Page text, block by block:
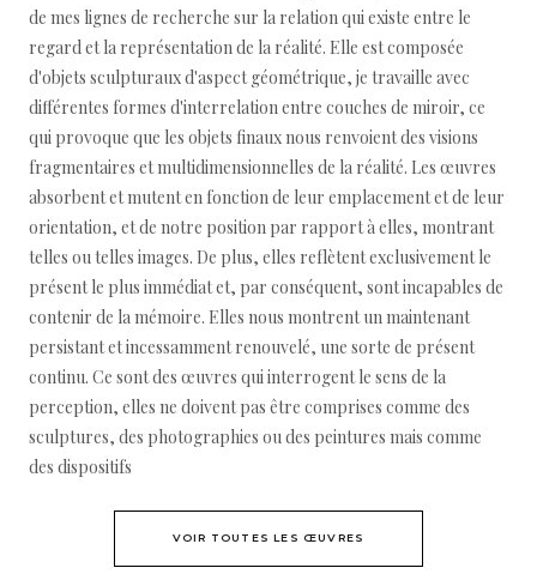
de mes lignes de recherche sur la relation qui existe entre le
regard et la représentation de la réalité. Elle est composée
d'objets sculpturaux d'aspect géométrique, je travaille avec
différentes formes d'interrelation entre couches de miroir, ce
qui provoque que les objets finaux nous renvoient des visions
fragmentaires et multidimensionnelles de la réalité. Les œuvres
absorbent et mutent en fonction de leur emplacement et de leur
orientation, et de notre position par rapport à elles, montrant
telles ou telles images. De plus, elles reflètent exclusivement le
présent le plus immédiat et, par conséquent, sont incapables de
contenir de la mémoire. Elles nous montrent un maintenant
persistant et incessamment renouvelé, une sorte de présent
continu. Ce sont des œuvres qui interrogent le sens de la
perception, elles ne doivent pas être comprises comme des
sculptures, des photographies ou des peintures mais comme
des dispositifs
VOIR TOUTES LES ŒUVRES